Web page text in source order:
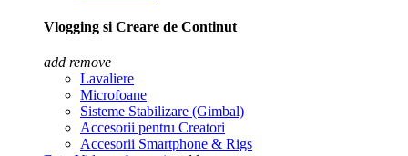
Vlogging si Creare de Continut
add remove
Lavaliere
Microfoane
Sisteme Stabilizare (Gimbal)
Accesorii pentru Creatori
Accesorii Smartphone & Rigs